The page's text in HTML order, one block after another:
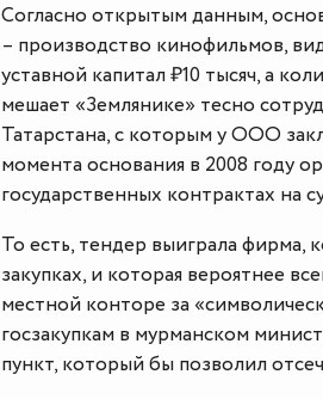
Согласно открытым данным,
– производство кинофильмов,
уставной капитал ₽10 тысяч, а
мешает «Землянике» тесно
Татарстана, с которым у ООО
момента основания в 2008 году
государственных контрактах на
То есть, тендер выиграла фирма,
закупках, и которая вероятнее
местной конторе за
госзакупкам в мурманском
пункт, который бы позволил